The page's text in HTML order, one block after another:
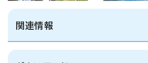
関連情報